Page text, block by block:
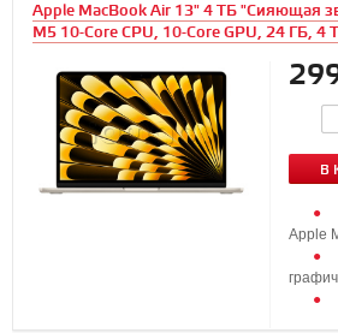
Apple MacBook Air 13" 4 ТБ "Сияющая
M5 10-Core CPU, 10-Core GPU, 24 ГБ, 4
В
Apple